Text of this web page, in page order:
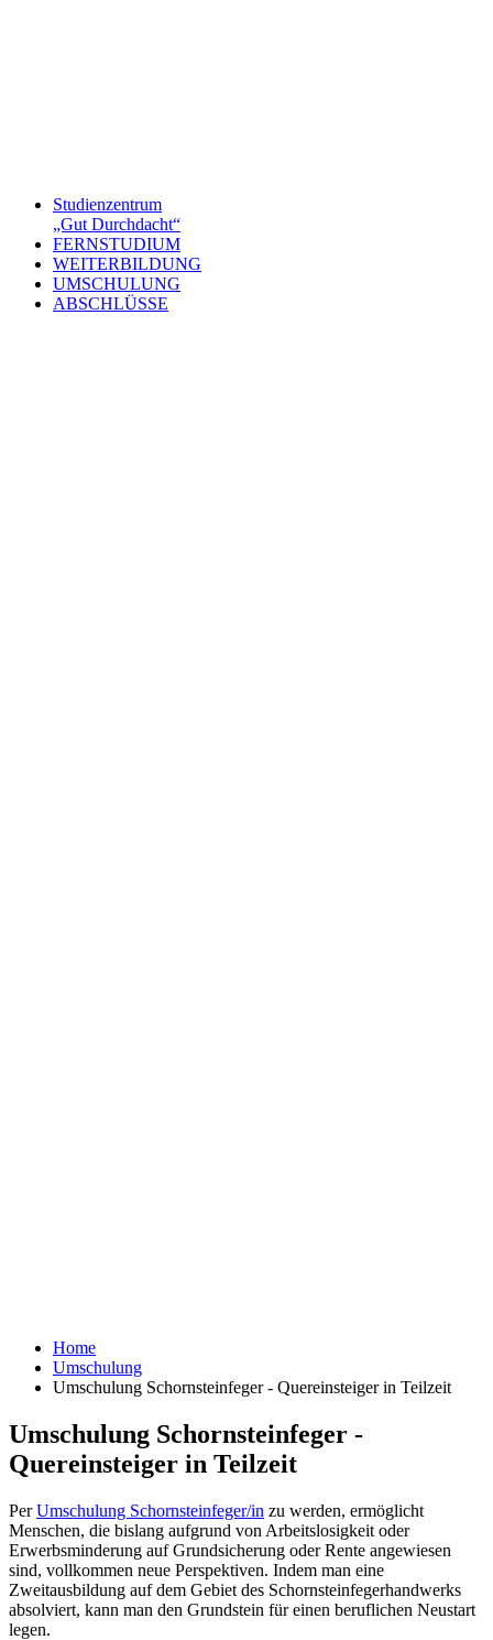
Studienzentrum
„Gut Durchdacht“
FERNSTUDIUM
WEITERBILDUNG
UMSCHULUNG
ABSCHLÜSSE
Home
Umschulung
Umschulung Schornsteinfeger - Quereinsteiger in Teilzeit
Umschulung Schornsteinfeger -
Quereinsteiger in Teilzeit
PerUmschulung Schornsteinfeger/in zu werden, ermöglicht
Menschen, die bislang aufgrund von Arbeitslosigkeit oder
Erwerbsminderung auf Grundsicherung oder Rente angewiesen
sind, vollkommen neue Perspektiven. Indem man eine
Zweitausbildung auf dem Gebiet des Schornsteinfegerhandwerks
absolviert, kann man den Grundstein für einen beruflichen Neustart
legen.